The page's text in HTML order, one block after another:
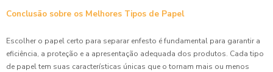
Conclusão sobre os Melhores Tipos de Papel
Escolher o papel certo para separar enfesto é fundamental para garantir a
eficiência, a proteção e a apresentação adequada dos produtos. Cada tipo
de papel tem suas características únicas que o tornam mais ou menos